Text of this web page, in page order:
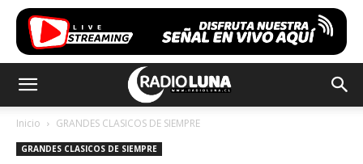
Inicio GRANDES CLASICOS DE SIEMPRE
GRANDES CLASICOS DE SIEMPRE